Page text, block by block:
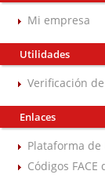
Mi empresa
Utilidades
Verificación
Enlaces
Plataforma de
Códigos